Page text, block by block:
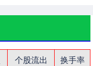
个股流出
换手率